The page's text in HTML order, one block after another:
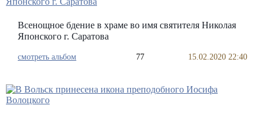
Всенощное бдение в храме во имя святителя Николая
Японского г. Саратова
смотреть альбом 77 15.02.2020 22:40